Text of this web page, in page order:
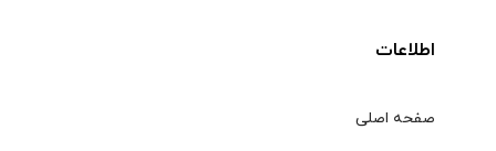
اطلاعات
صفحه اصلی